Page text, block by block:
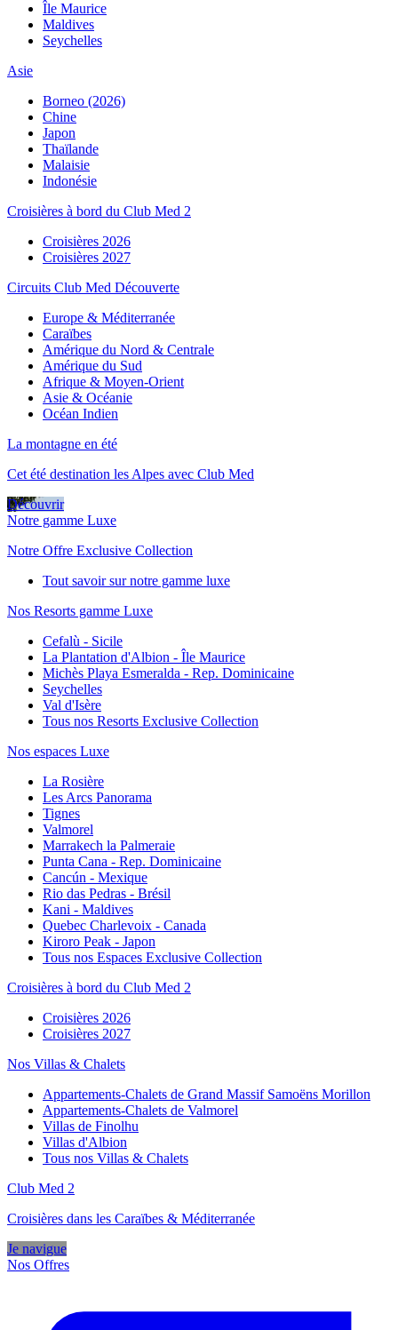
Île Maurice
Maldives
Seychelles
Asie
Borneo (2026)
Chine
Japon
Thaïlande
Malaisie
Indonésie
Croisières à bord du Club Med 2
Croisières 2026
Croisières 2027
Circuits Club Med Découverte
Europe & Méditerranée
Caraïbes
Amérique du Nord & Centrale
Amérique du Sud
Afrique & Moyen-Orient
Asie & Océanie
Océan Indien
La montagne en été
Cet été destination les Alpes avec Club Med
Découvrir
Notre gamme Luxe
Notre Offre Exclusive Collection
Tout savoir sur notre gamme luxe
Nos Resorts gamme Luxe
Cefalù - Sicile
La Plantation d'Albion - Île Maurice
Michès Playa Esmeralda - Rep. Dominicaine
Seychelles
Val d'Isère
Tous nos Resorts Exclusive Collection
Nos espaces Luxe
La Rosière
Les Arcs Panorama
Tignes
Valmorel
Marrakech la Palmeraie
Punta Cana - Rep. Dominicaine
Cancún - Mexique
Rio das Pedras - Brésil
Kani - Maldives
Quebec Charlevoix - Canada
Kiroro Peak - Japon
Tous nos Espaces Exclusive Collection
Croisières à bord du Club Med 2
Croisières 2026
Croisières 2027
Nos Villas & Chalets
Appartements-Chalets de Grand Massif Samoëns Morillon
Appartements-Chalets de Valmorel
Villas de Finolhu
Villas d'Albion
Tous nos Villas & Chalets
Club Med 2
Croisières dans les Caraïbes & Méditerranée
Je navigue
Nos Offres